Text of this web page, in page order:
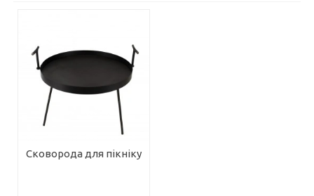
Сковорода для пікніку